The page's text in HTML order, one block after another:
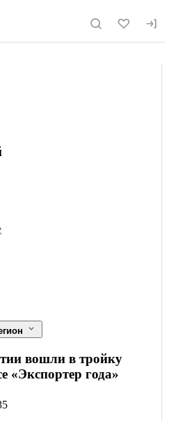
по сайту
вошли в
вошли в тройку
«Экспортер года»